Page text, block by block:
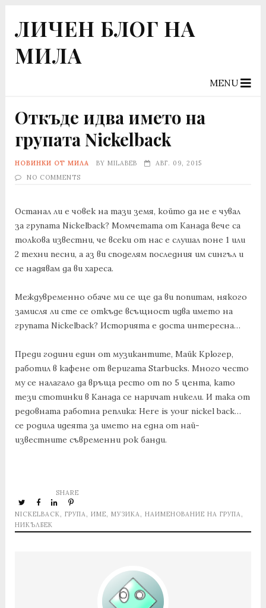
ЛИЧЕН БЛОГ НА
МИЛА
MENU
Откъде идва името на
групата Nickelback
НОВИНКИ ОТ МИЛА BY MILABEB
АВГ. 09, 2015
NO COMMENTS
Останал ли е човек на тази земя, който да не е чувал
за групата Nickelback? Момчетата от Канада вече са
толкова известни, че всеки от нас е слушал поне 1 или
2 техни песни, а аз ви споделям последния им сингъл и
се надявам да ви хареса.
Междувременно обаче ми се ще да ви попитам, някого
замисля ли сте се откъде всъщност идва името на
групата Nickelback? Историята е доста интересна…
Преди години един от музикантите, Майк Крюгер,
работил в кафене от веригата Starbucks. Много често
му се налагало да връща ресто от по 5 цента, като
тези стотинки в Канада се наричат никели. И така от
редовната работна реплика: Here is your nickel back…
се родила идеята за името на една от най-
известните съвременни рок банди.
NICKELBACK, ГРУПА, ИМЕ, МУЗИКА, НАИМЕНОВАНИЕ НА ГРУПА,
НИКЪЛБЕК
SHARE